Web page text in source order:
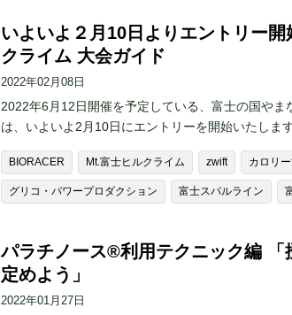
いよいよ２月10日よりエントリー
クライム 大会ガイド
2022年02月08日
2022年6月12日開催を予定している、富士の国や
は、いよいよ2月10日にエントリーを開始いたしま
BIORACER Mt.富士ヒルクライム zwift カロリ
グリコ・パワープロダクション 富士スバルライン
パラチノース®︎利用テクニック編 「
定めよう」
2022年01月27日